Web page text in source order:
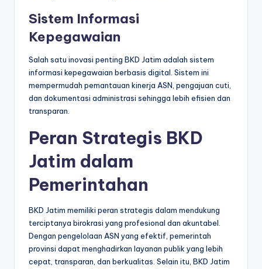
Sistem Informasi
Kepegawaian
Salah satu inovasi penting BKD Jatim adalah sistem
informasi kepegawaian berbasis digital. Sistem ini
mempermudah pemantauan kinerja ASN, pengajuan cuti,
dan dokumentasi administrasi sehingga lebih efisien dan
transparan.
Peran Strategis BKD
Jatim dalam
Pemerintahan
BKD Jatim memiliki peran strategis dalam mendukung
terciptanya birokrasi yang profesional dan akuntabel.
Dengan pengelolaan ASN yang efektif, pemerintah
provinsi dapat menghadirkan layanan publik yang lebih
cepat, transparan, dan berkualitas. Selain itu, BKD Jatim